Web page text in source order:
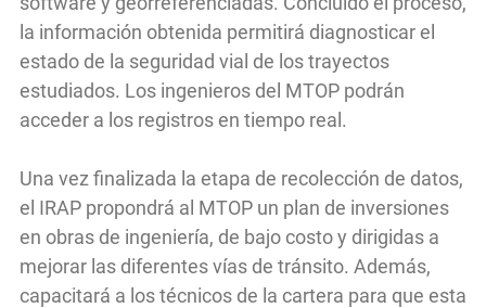
la información obtenida permitirá diagnosticar el
estado de la seguridad vial de los trayectos
estudiados. Los ingenieros del MTOP podrán
acceder a los registros en tiempo real.
Una vez finalizada la etapa de recolección de datos,
el IRAP propondrá al MTOP un plan de inversiones
en obras de ingeniería, de bajo costo y dirigidas a
mejorar las diferentes vías de tránsito. Además,
capacitará a los técnicos de la cartera para que esta